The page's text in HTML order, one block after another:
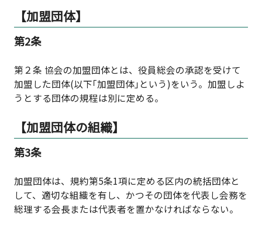
【加盟団体】
第2条
第２条 協会の加盟団体とは、役員総会の承認を受けて
加盟した団体(以下｢加盟団体｣という)をいう。加盟しよ
うとする団体の規程は別に定める。
【加盟団体の組織】
第3条
加盟団体は、規約第5条1項に定める区内の統括団体と
して、適切な組織を有し、かつその団体を代表し会務を
総理する会長または代表者を置かなければならない。